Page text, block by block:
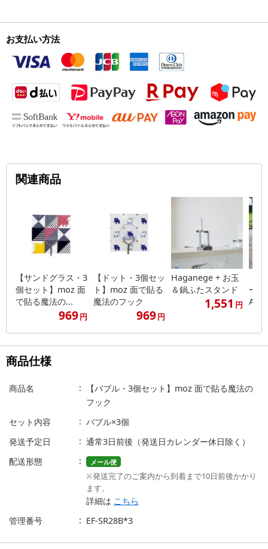
お支払い方法
関連商品
【サンドグラス・3
個セット】moz 面
で貼る魔法の...
969円
【ドット・3個セッ
ト】moz 面で貼る
魔法のフック
969円
Haganege + お玉
＆鍋ふたスタンド
1,551 円
ー
AN
商品仕様
商品名
【バブル・3個セット】moz 面で貼る魔法の
フック
セット内容
バブル×3個
発送予定日
通常3日前後（発送日カレンダー休日除く）
配送形態
メール便
※発送完了のご案内から到着まで10日前後かかり
ます。
詳細は こちら
管理番号
EF-SR28B*3